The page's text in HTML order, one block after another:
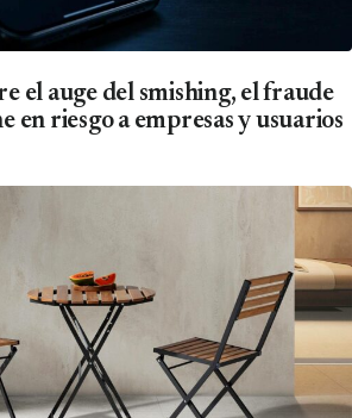
el auge del smishing, el fraude
en riesgo a empresas y usuarios